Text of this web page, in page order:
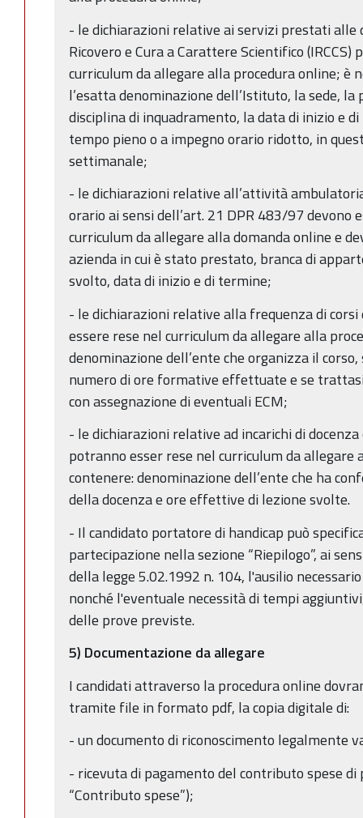
- le dichiarazioni relative ai servizi prestati
Ricovero e Cura a Carattere Scientifico
curriculum da allegare alla procedura online; è
l’esatta denominazione dell’Istituto, la sede,
disciplina di inquadramento, la data di inizio e
tempo pieno o a impegno orario ridotto, in
settimanale;
- le dichiarazioni relative all’attività
orario ai sensi dell’art. 21 DPR 483/97 devono
curriculum da allegare alla domanda online e
azienda in cui è stato prestato, branca di
svolto, data di inizio e di termine;
- le dichiarazioni relative alla frequenza di
essere rese nel curriculum da allegare alla
denominazione dell’ente che organizza il
numero di ore formative effettuate e se
con assegnazione di eventuali ECM;
- le dichiarazioni relative ad incarichi di
potranno esser rese nel curriculum da allegare
contenere: denominazione dell’ente che ha
della docenza e ore effettive di lezione svolte.
- Il candidato portatore di handicap può
partecipazione nella sezione “Riepilogo”, ai
della legge 5.02.1992 n. 104, l'ausilio
nonché l'eventuale necessità di tempi
delle prove previste.
5) Documentazione da allegare
I candidati attraverso la procedura online
tramite file in formato pdf, la copia digitale di:
- un documento di riconoscimento legalmente
- ricevuta di pagamento del contributo spese
“Contributo spese”);